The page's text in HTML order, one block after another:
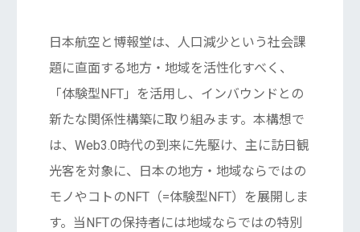
⽇本航空と博報堂は、⼈⼝減少という社会課
題に直⾯する地⽅・地域を活性化すべく、
「体験型NFT」を活⽤し、インバウンドとの
新たな関係性構築に取り組みます。本構想で
は、Web3.0時代の到来に先駆け、主に訪⽇観
光客を対象に、⽇本の地⽅・地域ならではの
モノやコトのNFT（=体験型NFT）を展開しま
す。当NFTの保持者には地域ならではの特別